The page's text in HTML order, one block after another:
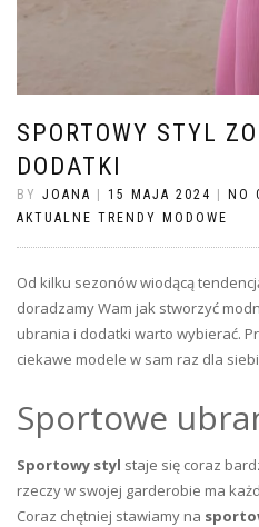
SPORTOWY STYL
DODATKI
BY JOANA | 15 MAJA 2024 | NO
AKTUALNE TRENDY MODOWE
Od kilku sezonów wiodącą
doradzamy Wam jak stworzyć
ubrania i dodatki warto wybierać.
ciekawe modele w sam raz dla
Sportowe
Sportowy styl staje się coraz
rzeczy w swojej garderobie ma
Coraz chętniej stawiamy na